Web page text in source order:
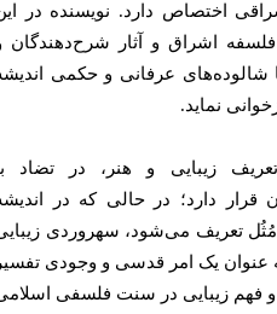
اختصاص دارد. نویسنده در این
اشراق و آثار شرح‌دهندگان و
عرفانی و حکمی اندیشه‌
نماید.
زیبایی و هنر، در تضاد با
دارد؛ در حالی که در اندیشه‌
تعریف می‌شود، سهروردی زیبایی
عنوان یک امر قدسی و وجودی تفسیر
فهم زیبایی در سنت فلسفی اسلامی